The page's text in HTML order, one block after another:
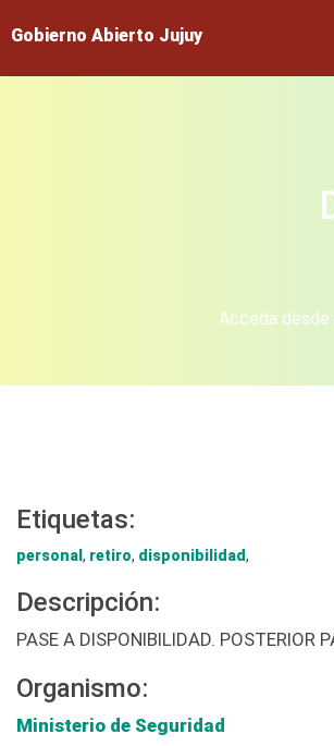
Gobierno Abierto Jujuy
Acceda
Etiquetas:
personal , retiro, disponibilidad,
Descripción:
PASE A DISPONIBILIDAD. POSTERIOR
Organismo:
Ministerio de Seguridad